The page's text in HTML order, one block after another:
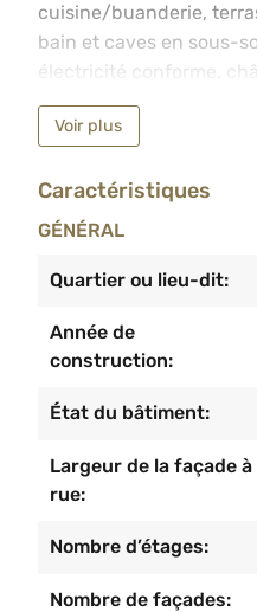
cuisine/buanderie,
bain et caves en sous-
électricité conforme,
toiture en bon état, CC
net : 329€. Informations
Voir plus
Caractéristiques
GÉNÉRAL
Quartier ou lieu-dit:
Année de
construction:
État du bâtiment:
Largeur de la façade à
rue:
Nombre d’étages:
Nombre de façades: